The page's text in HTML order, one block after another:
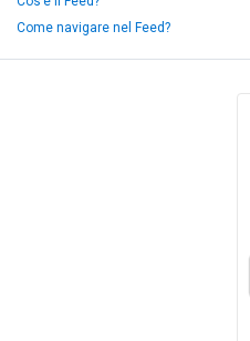
Come navigare nel Feed?